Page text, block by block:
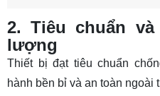
2. Tiêu chuẩn
lượng
Thiết bị đạt tiêu chuẩn
hành bền bỉ và an toàn